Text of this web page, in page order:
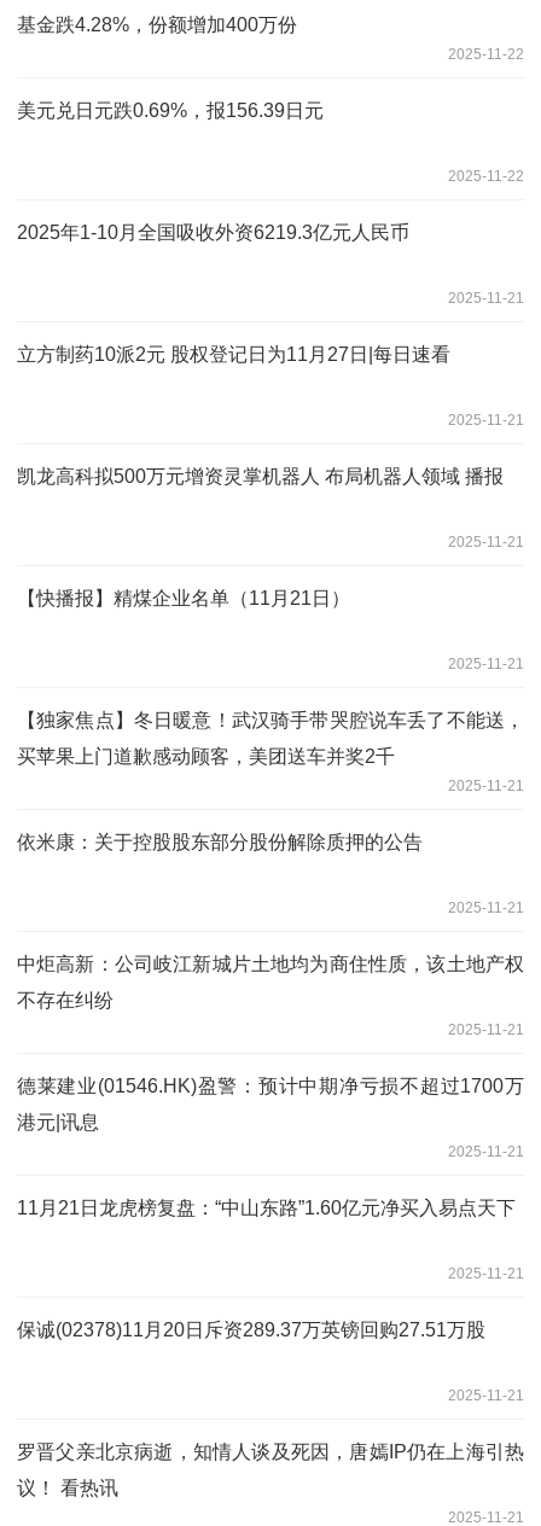
基金跌4.28%，份额增加400万份
2025-11-22
美元兑日元跌0.69%，报156.39日元
2025-11-22
2025年1-10月全国吸收外资6219.3亿元人民币
2025-11-21
立方制药10派2元 股权登记日为11月27日|每日速看
2025-11-21
凯龙高科拟500万元增资灵掌机器人 布局机器人领域 播报
2025-11-21
【快播报】精煤企业名单（11月21日）
2025-11-21
【独家焦点】冬日暖意！武汉骑手带哭腔说车丢了不能送，
买苹果上门道歉感动顾客，美团送车并奖2千
2025-11-21
依米康：关于控股股东部分股份解除质押的公告
2025-11-21
中炬高新：公司岐江新城片土地均为商住性质，该土地产权
不存在纠纷
2025-11-21
德莱建业(01546.HK)盈警：预计中期净亏损不超过1700万
港元|讯息
2025-11-21
11月21日龙虎榜复盘：“中山东路”1.60亿元净买入易点天下
2025-11-21
保诚(02378)11月20日斥资289.37万英镑回购27.51万股
2025-11-21
罗晋父亲北京病逝，知情人谈及死因，唐嫣IP仍在上海引热
议！ 看热讯
2025-11-21